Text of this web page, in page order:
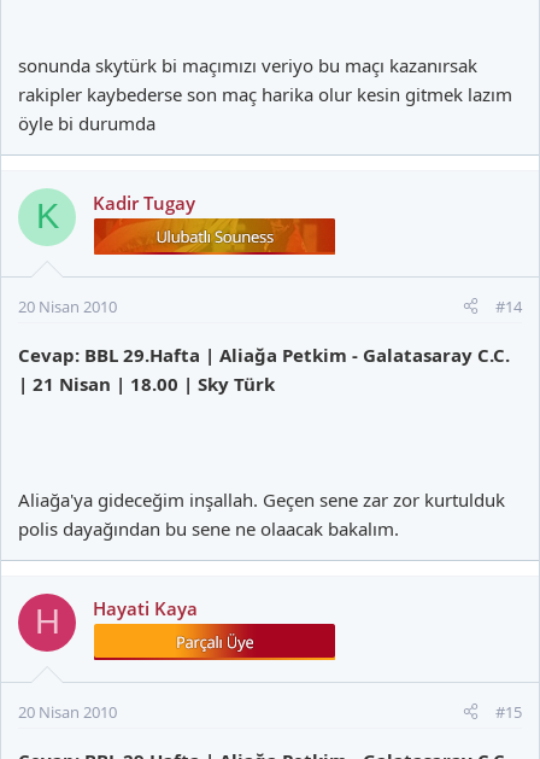
sonunda skytürk bi maçımızı veriyo bu maçı kazanırsak
rakipler kaybederse son maç harika olur kesin gitmek lazım
öyle bi durumda
K Kadir Tugay
20 Nisan 2010 #14
Cevap: BBL 29.Hafta | Aliağa Petkim - Galatasaray C.C.
| 21 Nisan | 18.00 | Sky Türk
Aliağa'ya gideceğim inşallah. Geçen sene zar zor kurtulduk
polis dayağından bu sene ne olaacak bakalım.
H Hayati Kaya
20 Nisan 2010 #15